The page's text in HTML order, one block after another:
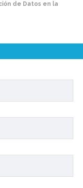
de Datos en la